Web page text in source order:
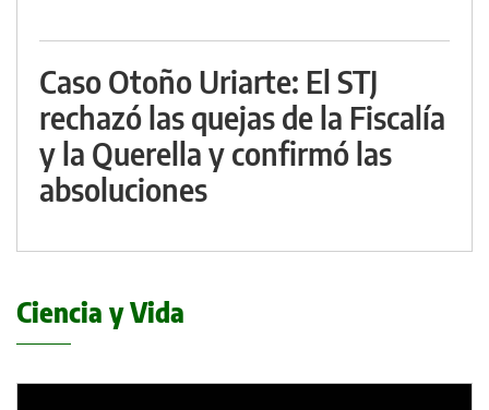
Caso Otoño Uriarte: El STJ
rechazó las quejas de la Fiscalía
y la Querella y confirmó las
absoluciones
Ciencia y Vida